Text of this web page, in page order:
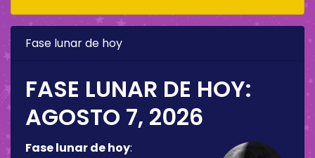
Fase lunar de hoy
FASE LUNAR DE HOY:
AGOSTO 7, 2026
Fase lunar de hoy: